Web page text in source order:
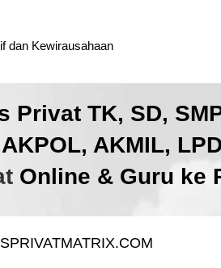
dan Kewirausahaan
Privat TK, SD,
AKMIL,
Online & Guru ke